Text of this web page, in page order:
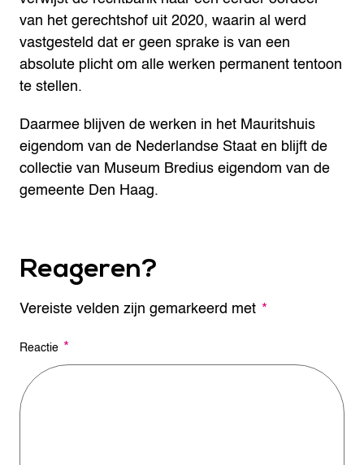
van het gerechtshof uit 2020, waarin al werd
vastgesteld dat er geen sprake is van een
absolute plicht om alle werken permanent tentoon
te stellen.
Daarmee blijven de werken in het Mauritshuis
eigendom van de Nederlandse Staat en blijft de
collectie van Museum Bredius eigendom van de
gemeente Den Haag.
Reageren?
Vereiste velden zijn gemarkeerd met *
Reactie *
A
t
e
n
a